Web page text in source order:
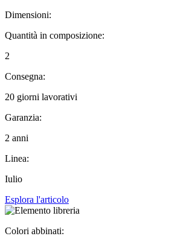
Dimensioni:
Quantità in composizione:
2
Consegna:
20 giorni lavorativi
Garanzia:
2 anni
Linea:
Iulio
Esplora l'articolo
Colori abbinati: